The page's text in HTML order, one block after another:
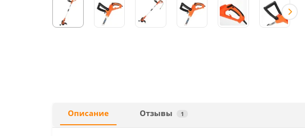
Описание Отзывы 1